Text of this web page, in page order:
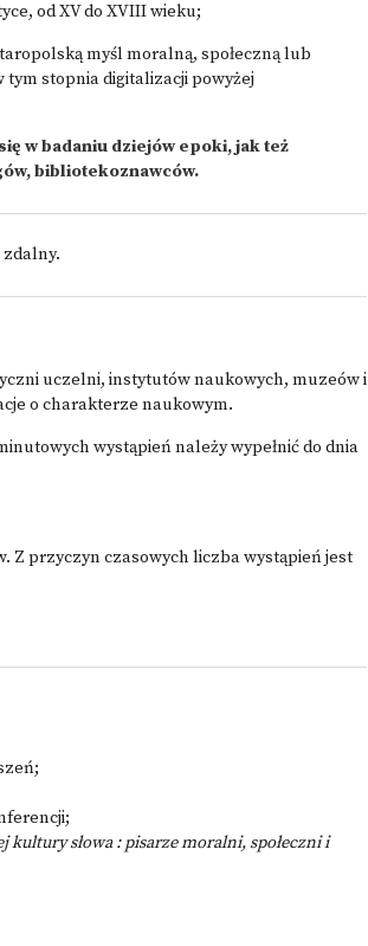
od XV do XVIII wieku;
myśl moralną, społeczną lub
stopnia digitalizacji powyżej
w badaniu dziejów epoki, jak też
bibliotekoznawców.
zdalny.
uczelni, instytutów naukowych, muzeów i
o charakterze naukowym.
wystąpień należy wypełnić do dnia
Z przyczyn czasowych liczba wystąpień jest
kultury słowa : pisarze moralni, społeczni i